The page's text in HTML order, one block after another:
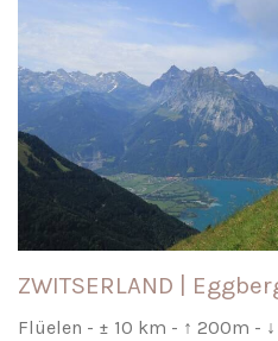
ZWITSERLAND |
Flüelen - ± 10 km - ↑ 200m -